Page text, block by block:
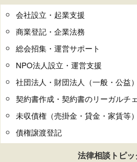
会社設立・起業支援
商業登記・企業法務
総会招集・運営サポート
NPO法人設立・運営支援
社団法人・財団法人（一般・公益
契約書作成・契約書のリーガルチ
未収債権（売掛金・貸金・家賃等
債権譲渡登記
法律相談トピッ